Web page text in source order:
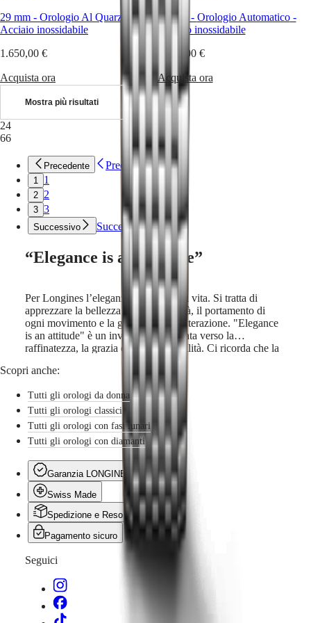
il
nostro
nostra
storia
Il
personalità
Sport
e
partnership
Know-
how
orologiero
Notizie
con
noi
Orologi
da
Tutti
orologi
29 mm - Orologio Al Quarzo
-
Acciaio inossidabile
1.650,00 €
Acquista ora
36 mm
- Orologio Automatico-
Acciaio inossidabile
1.900,00 €
Acquista ora
Mostra più risultati
24
66
Precedente Precedente
1 1
2 2
3 3
Successivo Successivo
“Elegance is an attitude”
Per Longines l’eleganza è uno stile di vita. Si tratta di
apprezzare la bellezza della semplicità, il portamento di
ogni movimento e la grazia di ogni interazione. "Elegance
is an attitude" è un invito, una chiamata verso la
raffinatezza, la grazia e l'intramontabilità. Ci ricorda che la
ogni nostro gesto e ogni nostra scelta. Longines attinge alla
sua esperienza orologiera per realizzare orologi che
incarnano proprio questo spirito. Ad ogni ticchettio, gli
orologi Longines sussurrano una storia di eleganza.
Scopri anche:
Tutti gli orologi da donna
Tutti gli orologi classici
Tutti gli orologi con fasi lunari
Tutti gli orologi con diamanti
Garanzia LONGINES
Swiss Made
Spedizione e Reso Gratuiti
Pagamento sicuro
Seguici